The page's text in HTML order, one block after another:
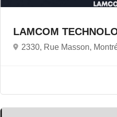
LAMCOM
2330, Rue Masson,